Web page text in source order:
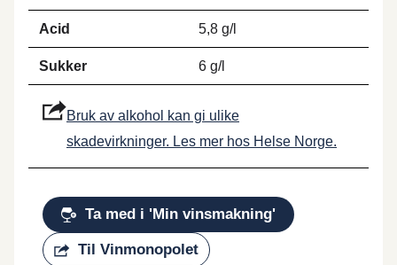
Acid 5,8 g/l
Sukker 6 g/l
Bruk av alkohol kan gi ulike
skadevirkninger. Les mer hos Helse Norge.
Ta med i 'Min vinsmakning'
Til Vinmonopolet